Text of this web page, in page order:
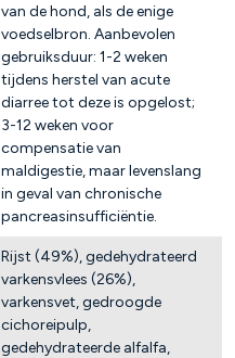
van de hond, als de enige
voedselbron. Aanbevolen
gebruiksduur: 1-2 weken
tijdens herstel van acute
diarree tot deze is opgelost;
3-12 weken voor
compensatie van
maldigestie, maar levenslang
in geval van chronische
pancreasinsufficiëntie.
Rijst (49%), gedehydrateerd
varkensvlees (26%),
varkensvet, gedroogde
cichoreipulp,
gedehydrateerde alfalfa,